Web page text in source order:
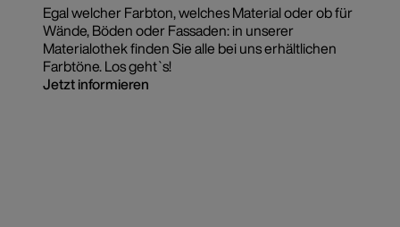
Egal welcher Farbton, welches Material oder ob für
Wände, Böden oder Fassaden: in unserer
Materialothek finden Sie alle bei uns erhältlichen
Farbtöne. Los geht`s!
Jetzt informieren